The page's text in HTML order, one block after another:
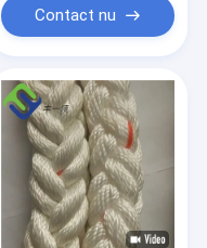
Contact nu